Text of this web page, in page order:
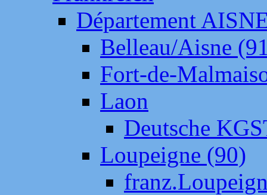
Département
Belleau/Aisne
Fort-de-
Laon
Deutsche
Loupeigne (90)